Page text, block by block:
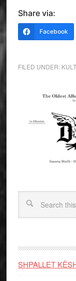
Share via:
Facebook
FILED UNDER:
SHPALLET